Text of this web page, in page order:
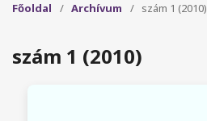
Főoldal / Archívum / szám 1 (2010)
szám 1 (2010)